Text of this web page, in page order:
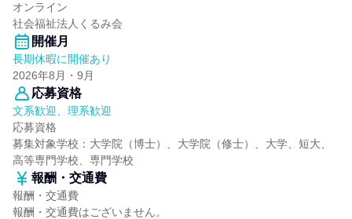
オンライン
社会福祉法人くるみ会
開催月
長期休暇に開催あり
2026年8月・9月
応募資格
文系歓迎、理系歓迎
応募資格
募集対象学校：大学院（博士）、大学院（修士）、大学、短大、
高等専門学校、専門学校
報酬・交通費
報酬・交通費
報酬・交通費はございません。